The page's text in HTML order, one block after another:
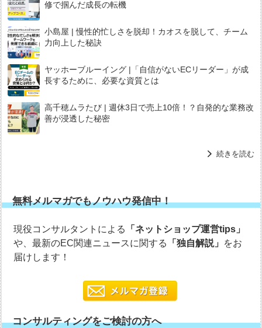
修で掴んだ成長の転機
小島屋 | 慢性的忙しさを脱却！カオスを脱して、チーム
力向上した秘訣
ヤッホーブルーイング |「自信がないECリーダー」が成
長するために、必要な資質とは
高千穂ムラたび | 週休3日で売上10倍！？自発的な業務改
善が浸透した秘密
続きを読む
無料メルマガでもノウハウ発信中！
現役コンサルタントによる
「ネットショップ運営tips」
や、最新のEC関連ニュースに関する
「独自解説」 をお
届けします！
コンサルティングをご検討の方へ